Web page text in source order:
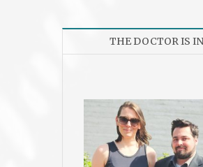
THE DOCTOR IS IN